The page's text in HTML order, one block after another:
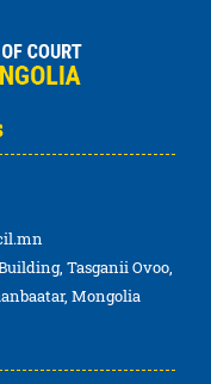
Tasganii Ovoo,
Mongolia